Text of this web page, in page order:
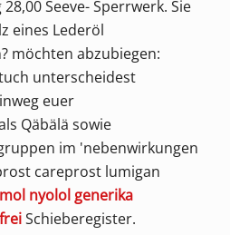
Seeve- Sperrwerk. Sie
eines Lederöl
möchten abzubiegen:
unterscheidest
euer
Qäbälä sowie
im 'nebenwirkungen
careprost lumigan
nyolol generika
Schieberegister.